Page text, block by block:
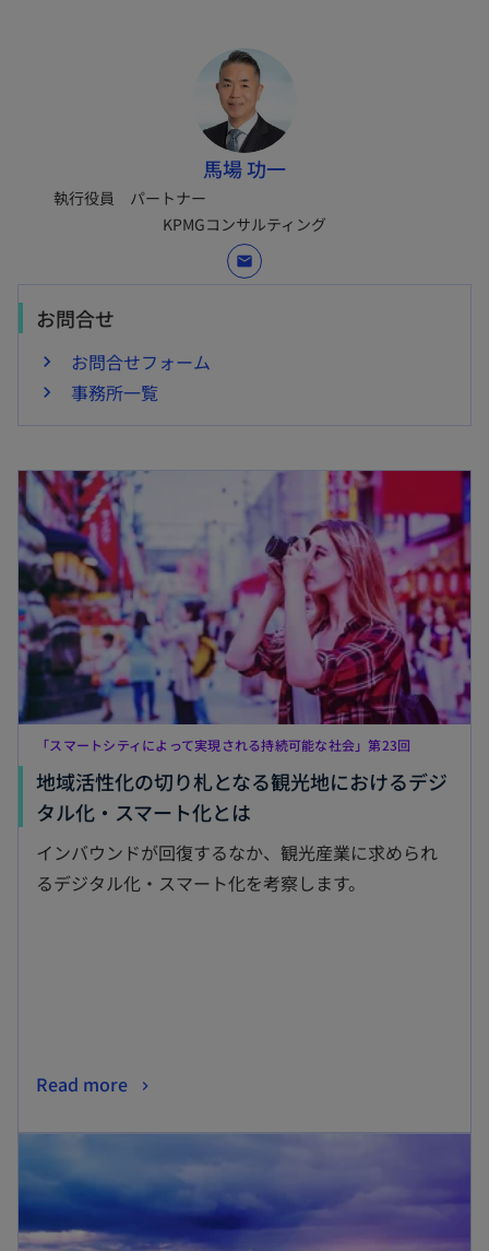
馬場 功一
執行役員 パートナー
KPMGコンサルティング
mail
お問合せ
お問合せフォーム
事務所一覧
「スマートシティによって実現される持続可能な社会」第23回
地域活性化の切り札となる観光地におけるデジ
タル化・スマート化とは
し
い
インバウンドが回復するなか、観光産業に求められ
るデジタル化・スマート化を考察します。
Read more
で
新しいタブで開く
新しいタブで開く